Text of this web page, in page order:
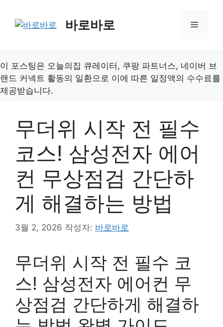
너
뛰
기
바로바로 메
이 포스팅은 오늘의집 큐레이터, 쿠팡 파트너스, 네이버 브
랜드 커넥트 활동의 일환으로 이에 따른 일정액의 수수료를
제공받습니다.
무더위 시작 전 필수
코스! 삼성전자 에어
컨 무상점검 간단하
게 해결하는 방법
3월 2, 2026 작성자: 바로바로
무더위 시작 전 필수 코
스! 삼성전자 에어컨 무
상점검 간단하게 해결하